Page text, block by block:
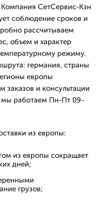
СетСервис-Кзн
соблюдение сроков и
рассчитываем
объем и характер
режиму.
германия, страны
европы
заказов и консультации
мы работаем Пн-Пт 09-
из европы:
из европы сокращает
дней;
грузов;